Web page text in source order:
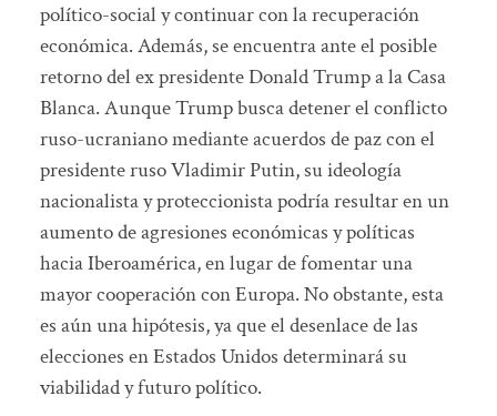
político-social y continuar con la recuperación
económica. Además, se encuentra ante el posible
retorno del ex presidente Donald Trump a la Casa
Blanca. Aunque Trump busca detener el conflicto
ruso-ucraniano mediante acuerdos de paz con el
presidente ruso Vladimir Putin, su ideología
nacionalista y proteccionista podría resultar en un
aumento de agresiones económicas y políticas
hacia Iberoamérica, en lugar de fomentar una
mayor cooperación con Europa. No obstante, esta
es aún una hipótesis, ya que el desenlace de las
elecciones en Estados Unidos determinará su
viabilidad y futuro político.